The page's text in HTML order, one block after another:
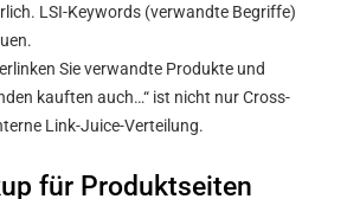
LSI-Keywords (verwandte Begriffe)
Sie verwandte Produkte und
kauften auch…“ ist nicht nur Cross-
Link-Juice-Verteilung.
für Produktseiten